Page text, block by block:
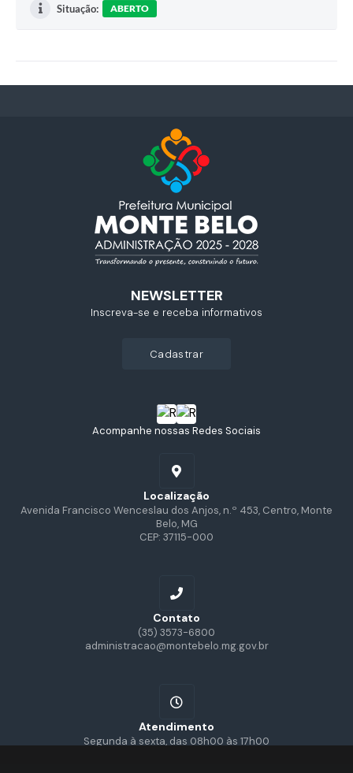
Situação: ABERTO
Acompanhe nossas Redes Sociais
Localização
Avenida Francisco Wenceslau dos Anjos, n.º 453, Centro, Monte
Belo, MG
CEP: 37115-000
Contato
(35) 3573-6800
administracao@montebelo.mg.gov.br
Atendimento
Segunda à sexta, das 08h00 às 17h00
NEWSLETTER
Inscreva-se e receba informativos
cadastrar